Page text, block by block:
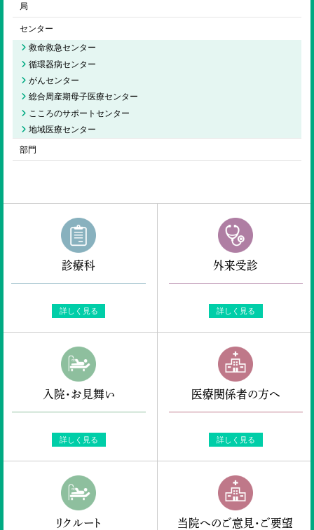
局
センター
救命救急センター
循環器病センター
がんセンター
総合周産期母子医療センター
こころのサポートセンター
地域医療センター
部門
診療科
詳しく見る
外来受診
詳しく見る
入院・お見舞い
詳しく見る
医療関係者の方へ
詳しく見る
リクルート 当院へのご意見・ご要望